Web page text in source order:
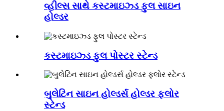
વ્હીલ્સ સાથે કસ્ટમાઇઝ્ડ ફુલ સાઇન
હોલ્ડર
કસ્ટમાઇઝ્ડ ફુલ પોસ્ટર સ્ટેન્ડ
બુલેટિન સાઇન હોલ્ડર્સ હોલ્ડર ફ્લોર
સ્ટેન્ડ